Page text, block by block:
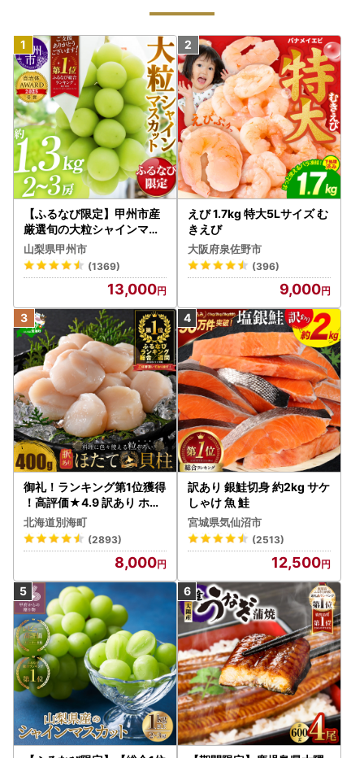
【ふるなび限定】甲州市産
厳選旬の大粒シャインマス
カット 約1.3kg 2～3房【2
026年発送】（MG）B12-
472 FN-Limited-VO シャ
インマスカット フルーツ
山梨県甲州市
(1369)
13,000
えび 1.7kg 特大5Lサイズ む
きえび
大阪府泉佐野市
(396)
9,000
御礼！ランキング第1位獲得
！高評価★4.9 訳あり ホタ
テ 400g（ほたて 帆立 貝柱
冷凍 ）
北海道別海町
(2893)
8,000
訳あり 銀鮭切身 約2kg サケ
しゃけ 魚 鮭
宮城県気仙沼市
(2513)
12,500